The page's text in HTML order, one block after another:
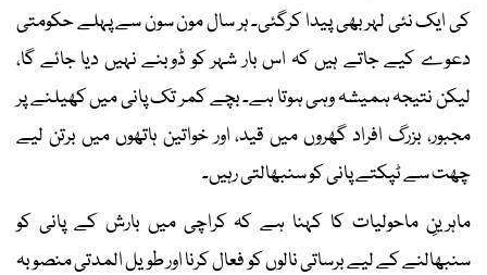
کی ایک نئی لہر بھی پیدا کرگئی۔ ہر سال مون سون سے پہلے حکومتی
دعوے کیے جاتے ہیں کہ اس بار شہر کو ڈوبنے نہیں دیا جائے گا،
لیکن نتیجہ ہمیشہ وہی ہوتا ہے۔ بچے کمر تک پانی میں کھیلنے پر
مجبور، بزرگ افراد گھروں میں قید، اور خواتین ہاتھوں میں برتن لیے
چھت سے ٹپکتے پانی کو سنبھالتی رہیں۔
ماہرینِ ماحولیات کا کہنا ہے کہ کراچی میں بارش کے پانی کو
سنبھالنے کے لیے برساتی نالوں کو فعال کرنا اور طویل المدتی منصوبہ